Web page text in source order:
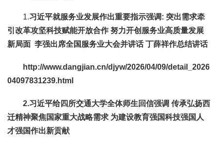
1.习近平就服务业发展作出重要指示强调: 突出需求牵
引改革攻坚科技赋能开放合作 努力开创服务业高质量发展
新局面 李强出席全国服务业大会并讲话 丁薛祥作总结讲话
http://www.dangjian.cn/djyw/2026/04/09/detail_2026
04097831239.html
2.习近平给四所交通大学全体师生回信强调 传承弘扬西
迁精神聚焦国家重大战略需求 为建设教育强国科技强国人
才强国作出新贡献